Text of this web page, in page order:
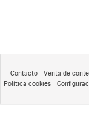
Contacto Venta de
Política cookies